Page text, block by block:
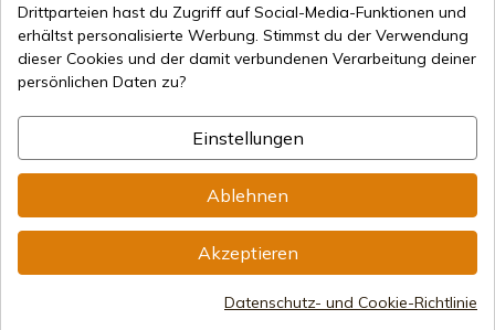
info@aceros-de-hispania.com
(+34)978 877 088
Drittparteien hast du Zugriff auf Social-Media-Funktionen und
erhältst personalisierte Werbung. Stimmst du der Verwendung
dieser Cookies und der damit verbundenen Verarbeitung deiner
persönlichen Daten zu?
Einstellungen
Ablehnen
Akzeptieren
Datenschutz- und Cookie-Richtlinie